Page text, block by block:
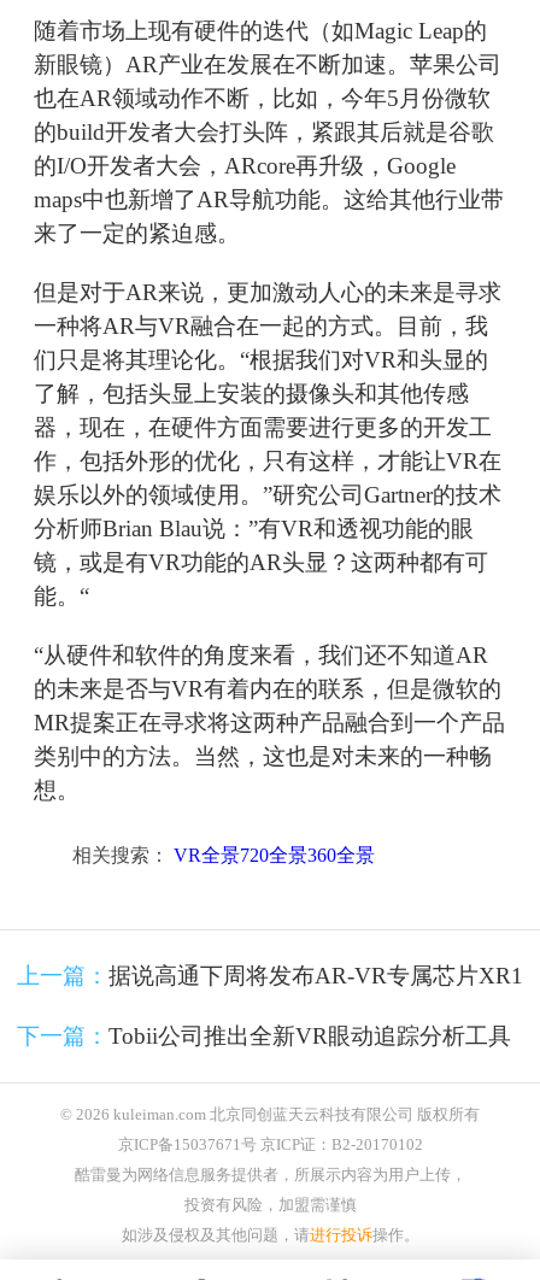
随着市场上现有硬件的迭代（如Magic Leap的
新眼镜）AR产业在发展在不断加速。苹果公司
也在AR领域动作不断，比如，今年5月份微软
的build开发者大会打头阵，紧跟其后就是谷歌
的I/O开发者大会，ARcore再升级，Google
maps中也新增了AR导航功能。这给其他行业带
来了一定的紧迫感。
但是对于AR来说，更加激动人心的未来是寻求
一种将AR与VR融合在一起的方式。目前，我
们只是将其理论化。“根据我们对VR和头显的
了解，包括头显上安装的摄像头和其他传感
器，现在，在硬件方面需要进行更多的开发工
作，包括外形的优化，只有这样，才能让VR在
娱乐以外的领域使用。”研究公司Gartner的技术
分析师Brian Blau说：”有VR和透视功能的眼
镜，或是有VR功能的AR头显？这两种都有可
能。“
“从硬件和软件的角度来看，我们还不知道AR
的未来是否与VR有着内在的联系，但是微软的
MR提案正在寻求将这两种产品融合到一个产品
类别中的方法。当然，这也是对未来的一种畅
想。
相关搜索： VR全景720全景360全景
上一篇： 据说高通下周将发布AR-VR专属芯片XR1
下一篇： Tobii公司推出全新VR眼动追踪分析工具
© 2026 kuleiman.com 北京同创蓝天云科技有限公司 版权所有
京ICP备15037671号 京ICP证：B2-20170102
酷雷曼为网络信息服务提供者，所展示内容为用户上传，
投资有风险，加盟需谨慎
如涉及侵权及其他问题，请进行投诉操作。